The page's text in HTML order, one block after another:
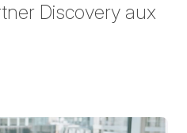
Discovery aux
Facebook
sur LinkedIn